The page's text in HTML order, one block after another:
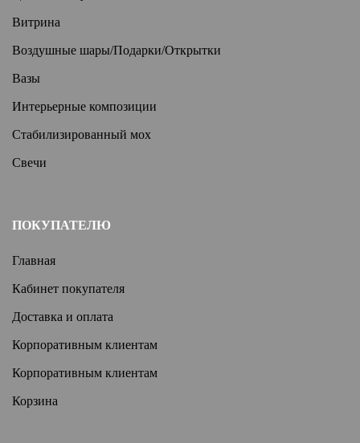
Витрина
Воздушные шары/Подарки/Открытки
Вазы
Интерьерные композиции
Стабилизированный мох
Свечи
ПОКУПАТЕЛЮ
Главная
Кабинет покупателя
Доставка и оплата
Корпоративным клиентам
Корпоративным клиентам
Корзина